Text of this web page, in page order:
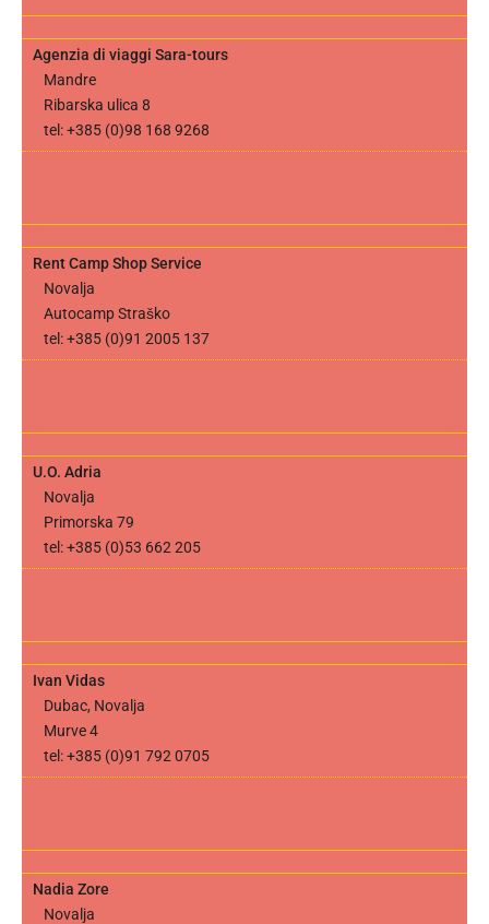
Agenzia di viaggi Sara-tours
Mandre
Ribarska ulica 8
tel: +385 (0)98 168 9268
Rent Camp Shop Service
Novalja
Autocamp Straško
tel: +385 (0)91 2005 137
U.O. Adria
Novalja
Primorska 79
tel: +385 (0)53 662 205
Ivan Vidas
Dubac, Novalja
Murve 4
tel: +385 (0)91 792 0705
Nadia Zore
Novalja